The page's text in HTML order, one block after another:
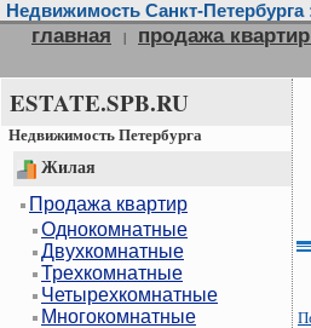
Недвижимость Санкт-
главная | продажа
ESTATE.SPB.RU
Недвижимость Петербурга
Жилая
Продажа квартир
Однокомнатные
Двухкомнатные
Трехкомнатные
Четырехкомнатные
Многокомнатные